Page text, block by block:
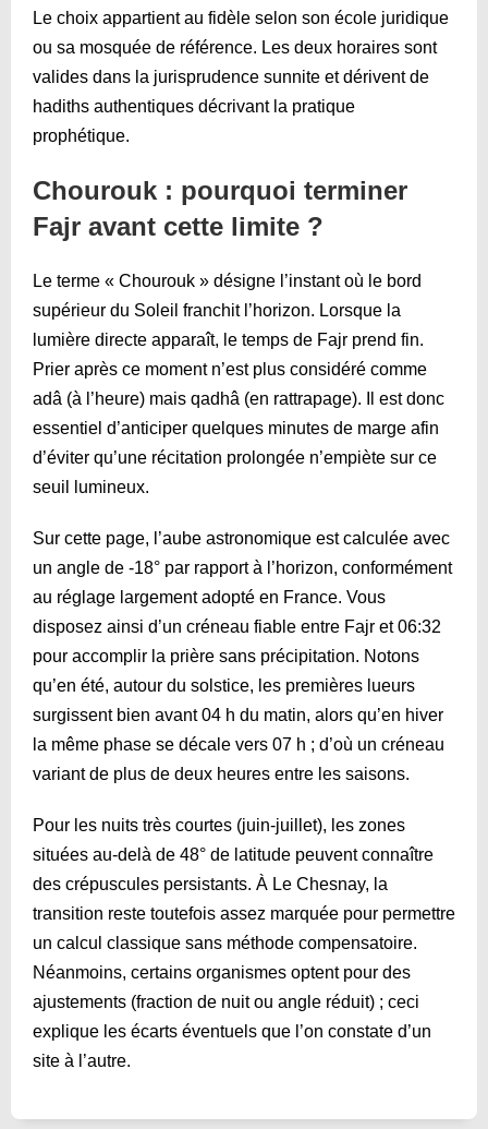
Le choix appartient au fidèle selon son école juridique
ou sa mosquée de référence. Les deux horaires sont
valides dans la jurisprudence sunnite et dérivent de
hadiths authentiques décrivant la pratique
prophétique.
Chourouk : pourquoi terminer
Fajr avant cette limite ?
Le terme « Chourouk » désigne l’instant où le bord
supérieur du Soleil franchit l’horizon. Lorsque la
lumière directe apparaît, le temps de Fajr prend fin.
Prier après ce moment n’est plus considéré comme
adâ (à l’heure) mais qadhâ (en rattrapage). Il est donc
essentiel d’anticiper quelques minutes de marge afin
d’éviter qu’une récitation prolongée n’empiète sur ce
seuil lumineux.
Sur cette page, l’aube astronomique est calculée avec
un angle de -18° par rapport à l’horizon, conformément
au réglage largement adopté en France. Vous
disposez ainsi d’un créneau fiable entre Fajr et06:32
pour accomplir la prière sans précipitation. Notons
qu’en été, autour du solstice, les premières lueurs
surgissent bien avant 04 h du matin, alors qu’en hiver
la même phase se décale vers 07 h ; d’où un créneau
variant de plus de deux heures entre les saisons.
Pour les nuits très courtes (juin-juillet), les zones
situées au-delà de 48° de latitude peuvent connaître
des crépuscules persistants. À Le Chesnay, la
transition reste toutefois assez marquée pour permettre
un calcul classique sans méthode compensatoire.
Néanmoins, certains organismes optent pour des
ajustements (fraction de nuit ou angle réduit) ; ceci
explique les écarts éventuels que l’on constate d’un
site à l’autre.